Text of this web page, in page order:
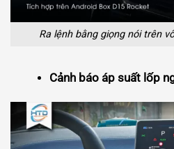
Ra lệnh bằng giọng nói trên
Cảnh báo áp suất lốp